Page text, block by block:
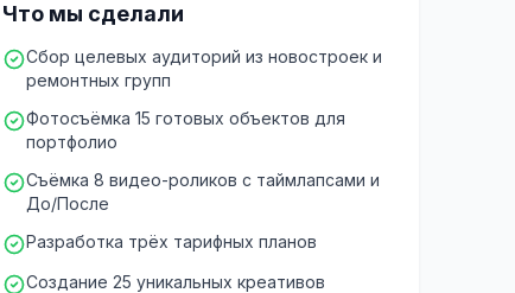
Что мы сделали
Сбор целевых аудиторий из новостроек и
ремонтных групп
Фотосъёмка 15 готовых объектов для
портфолио
Съёмка 8 видео-роликов с таймлапсами и
До/После
Разработка трёх тарифных планов
Создание 25 уникальных креативов